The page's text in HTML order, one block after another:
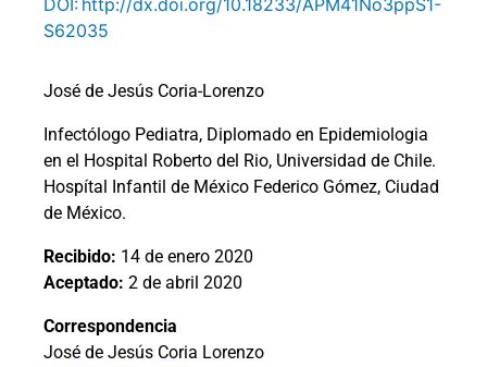
DOI: http://dx.doi.org/10.18233/APM41No3ppS1-
S62035
José de Jesús Coria-Lorenzo
Infectólogo Pediatra, Diplomado en Epidemiologia
en el Hospital Roberto del Rio, Universidad de Chile.
Hospítal Infantil de México Federico Gómez, Ciudad
de México.
Recibido: 14 de enero 2020
Aceptado: 2 de abril 2020
Correspondencia
José de Jesús Coria Lorenzo